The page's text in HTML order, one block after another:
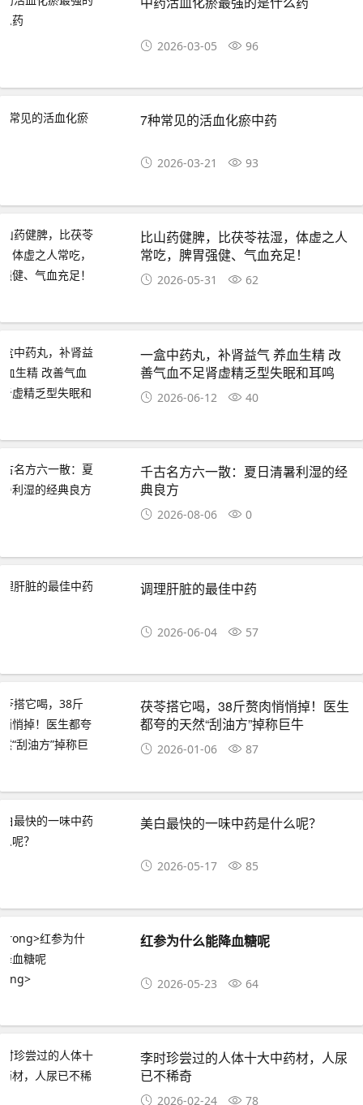
2026-03-05 96
7种常见的活血化瘀中药
2026-03-21 93
比山药健脾，比茯苓祛湿，体虚之人
常吃，脾胃强健、气血充足！
2026-05-31 62
一盒中药丸，补肾益气 养血生精 改
善气血不足肾虚精乏型失眠和耳鸣
2026-06-12 40
千古名方六一散：夏日清暑利湿的经
典良方
2026-08-06 0
调理肝脏的最佳中药
2026-06-04 57
茯苓搭它喝，38斤赘肉悄悄掉！医生
都夸的天然“刮油方”掉称巨牛
2026-01-06 87
美白最快的一味中药是什么呢？
2026-05-17 85
红参为什么能降血糖呢
2026-05-23 64
李时珍尝过的人体十大中药材，人尿
已不稀奇
2026-02-24 78